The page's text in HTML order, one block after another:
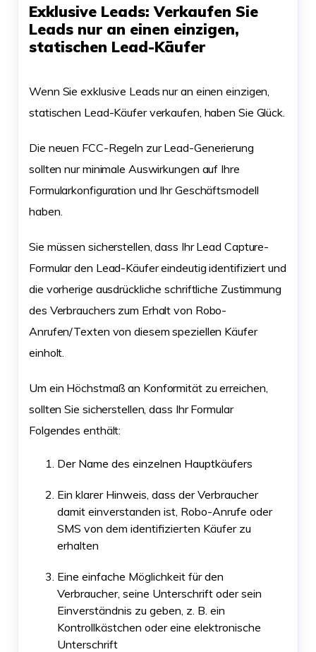
Exklusive Leads: Verkaufen Sie
Leads nur an einen einzigen,
statischen Lead-Käufer
Wenn Sie exklusive Leads nur an einen einzigen,
statischen Lead-Käufer verkaufen, haben Sie Glück.
Die neuen FCC-Regeln zur Lead-Generierung
sollten nur minimale Auswirkungen auf Ihre
Formularkonfiguration und Ihr Geschäftsmodell
haben.
Sie müssen sicherstellen, dass Ihr Lead Capture-
Formular den Lead-Käufer eindeutig identifiziert und
die vorherige ausdrückliche schriftliche Zustimmung
des Verbrauchers zum Erhalt von Robo-
Anrufen/Texten von diesem speziellen Käufer
einholt.
Um ein Höchstmaß an Konformität zu erreichen,
sollten Sie sicherstellen, dass Ihr Formular
Folgendes enthält:
Der Name des einzelnen Hauptkäufers
Ein klarer Hinweis, dass der Verbraucher
damit einverstanden ist, Robo-Anrufe oder
SMS von dem identifizierten Käufer zu
erhalten
Eine einfache Möglichkeit für den
Verbraucher, seine Unterschrift oder sein
Einverständnis zu geben, z. B. ein
Kontrollkästchen oder eine elektronische
Unterschrift